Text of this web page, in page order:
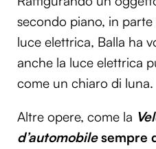
secondo piano, in
luce elettrica, Balla ha
anche la luce elettrica
come un chiaro di luna.
Altre opere, come la
d’automobilesempre